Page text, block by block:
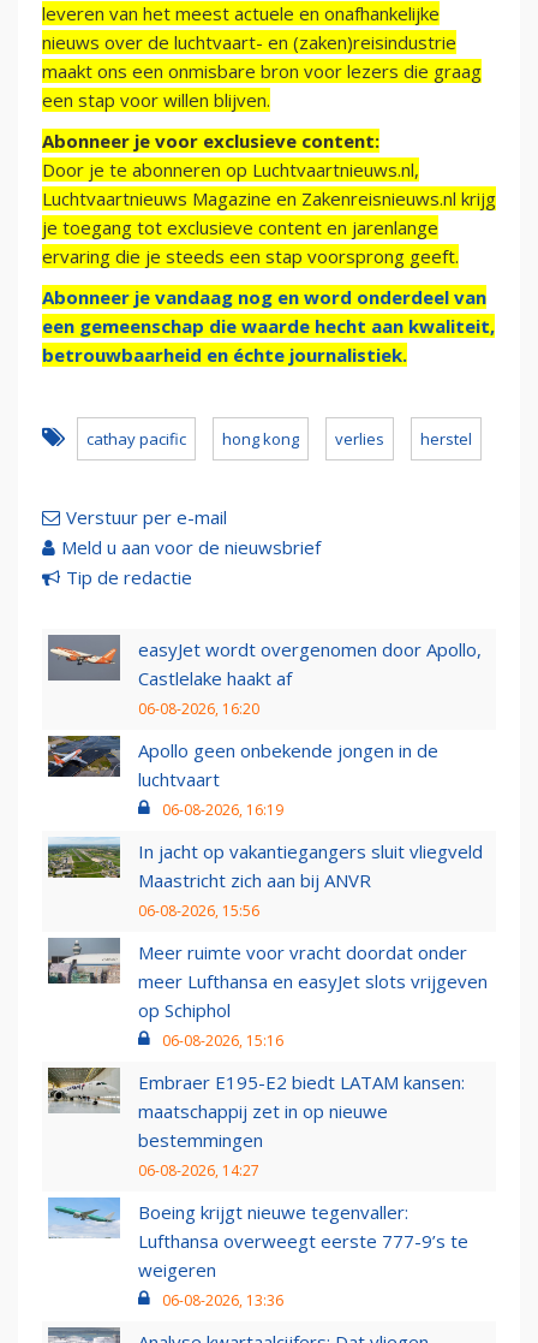
leveren van het meest actuele en onafhankelijke
nieuws over de luchtvaart- en (zaken)reisindustrie
maakt ons een onmisbare bron voor lezers die graag
een stap voor willen blijven.
Abonneer je voor exclusieve content:
Door je te abonneren op Luchtvaartnieuws.nl,
Luchtvaartnieuws Magazine en Zakenreisnieuws.nl krijg
je toegang tot exclusieve content en jarenlange
ervaring die je steeds een stap voorsprong geeft.
Abonneer je vandaag nog en word onderdeel van
een gemeenschap die waarde hecht aan kwaliteit,
betrouwbaarheid en échte journalistiek.
cathay pacific hong kong verlies herstel
Verstuur per e-mail
Meld u aan voor de nieuwsbrief
Tip de redactie
easyJet wordt overgenomen door Apollo,
Castlelake haakt af
06-08-2026, 16:20
Apollo geen onbekende jongen in de
luchtvaart
06-08-2026, 16:19
In jacht op vakantiegangers sluit vliegveld
Maastricht zich aan bij ANVR
06-08-2026, 15:56
Meer ruimte voor vracht doordat onder
meer Lufthansa en easyJet slots vrijgeven
op Schiphol
06-08-2026, 15:16
Embraer E195-E2 biedt LATAM kansen:
maatschappij zet in op nieuwe
bestemmingen
06-08-2026, 14:27
Boeing krijgt nieuwe tegenvaller:
Lufthansa overweegt eerste 777-9’s te
weigeren
06-08-2026, 13:36